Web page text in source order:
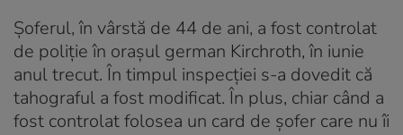
Șoferul, în vârstă de 44 de ani, a fost controlat
de poliție în orașul german Kirchroth, în iunie
anul trecut. În timpul inspecției s-a dovedit că
tahograful a fost modificat. În plus, chiar când a
fost controlat folosea un card de șofer care nu îi